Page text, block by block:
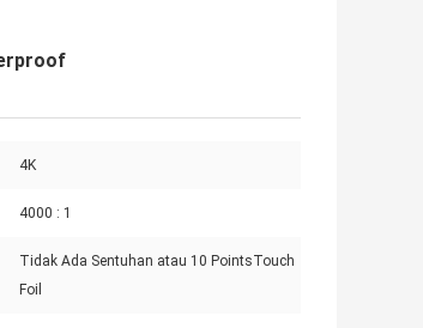
4K
4000 : 1
Tidak Ada Sentuhan atau 10 PointsTouch
Foil